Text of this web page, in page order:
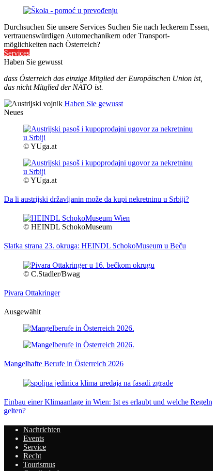
Durchsuchen Sie unsere Services Suchen Sie nach leckerem Essen,
vertrauenswürdigen Automechanikern oder Transport-
möglichkeiten nach Österreich?
Services
Haben Sie gewusst
dass Österreich das einzige Mitglied der Europäischen Union ist,
das nicht Mitglied der NATO ist.
Haben Sie gewusst
Neues
© YUga.at
© YUga.at
Da li austrijski državljanin može da kupi nekretninu u Srbiji?
© HEINDL SchokoMuseum
Slatka strana 23. okruga: HEINDL SchokoMuseum u Beču
© C.Stadler/Bwag
Pivara Ottakringer
Ausgewählt
Mangelhafte Berufe in Österreich 2026
Einbau einer Klimaanlage in Wien: Ist es erlaubt und welche Regeln
gelten?
Nachrichten
Events
Service
Recht
Tourismus